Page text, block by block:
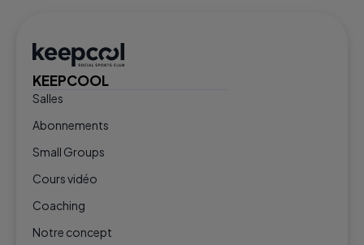
KEEPCOOL
Salles
Abonnements
Small Groups
Cours vidéo
Coaching
Notre concept